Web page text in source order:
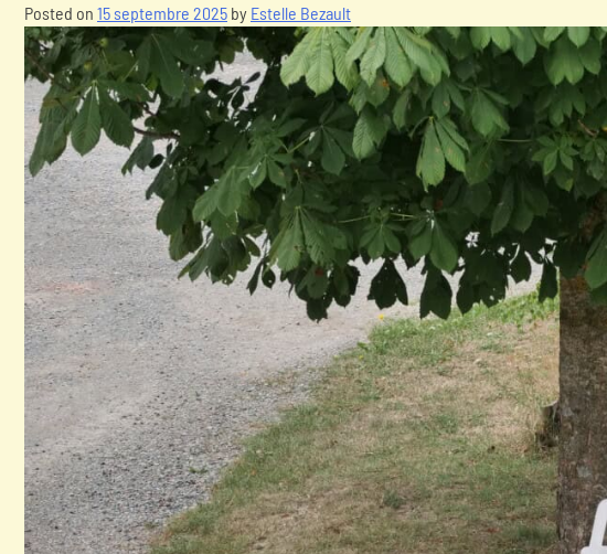
Posted on 15 septembre 2025 by Estelle Bezault